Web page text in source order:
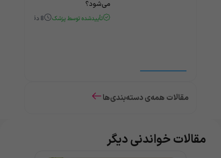
می‌شود؟
تأییدشده توسط پزشک 8 دقیقه
مقالات همه‌ی دسته‌بندی‌ها
مقالات خواندنی دیگر